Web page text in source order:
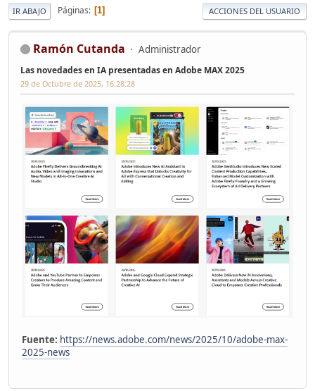
IR ABAJO Páginas 1 ACCIONES DEL USUARIO
Ramón Cutanda Administrador
Las novedades en IA presentadas en Adobe MAX 2025
29 de Octubre de 2025, 16:28:28
Fuente: https://news.adobe.com/news/2025/10/adobe-max-
2025-news